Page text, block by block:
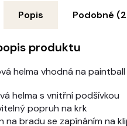
Popis Podobné
produktu
helma vhodná na
helma s vnitřní podšívkou
popruh na krk
na bradu se zapínáním na